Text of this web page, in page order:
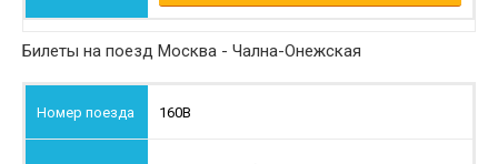
Билеты на поезд Москва - Чална-Онежская
160В